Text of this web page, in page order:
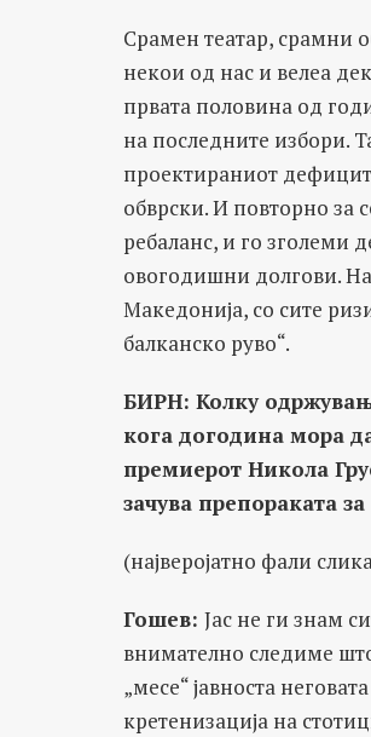
Срамен театар, срамни
некои од нас и велеа
првата половина од
на последните избори.
проектираниот
обврски. И повторно за
ребаланс, и го зголеми
овогодишни долгови. На
Македонија, со сите
балканско руво“.
БИРН: Колку
кога догодина мора
премиерот Никола
зачува препораката
(најверојатно фали
Гошев: Јас не ги знам
внимателно следиме
„месе“ јавноста
кретенизација на